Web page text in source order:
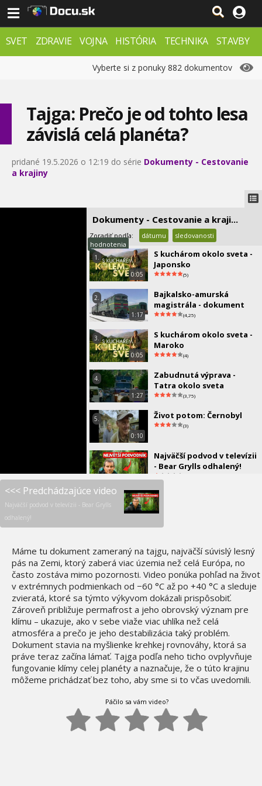
SVET ZDRAVIE VOJNA HISTÓRIA TECHNIKA
STAVBY
VESMÍR KRIMI FX
Vyberte si z ponuky 882 dokumentov
Tajga: Prečo je od tohto lesa
závislá celá planéta?
pridané 19.5.2026 o 12:19 do série Dokumenty - Cestovanie
a krajiny
Dokumenty - Cestovanie a kraji...
Zoradiť podľa: dátumu
sledovanosti
hodnotenia
0:05
1.
S kuchárom okolo sveta -
Japonsko
(5)
1:17
2.
Bajkalsko-amurská
magistrála - dokument
(4,25)
0:05
3.
S kuchárom okolo sveta -
Maroko
(4)
1:27
4.
Zabudnutá výprava -
Tatra okolo sveta
(3,75)
0:10
5. Život potom: Černobyl
(3)
Najväčší podvod v televízii
- Bear Grylls odhalený!
<<< Predchádzajúce video
Najväčší podvod v televízii - Bear Grylls
odhalený!
Máme tu dokument zameraný na tajgu, najväčší súvislý lesný
pás na Zemi, ktorý zaberá viac územia než celá Európa, no
často zostáva mimo pozornosti. Video ponúka pohľad na život
v extrémnych podmienkach od −60 °C až po +40 °C a sleduje
zvieratá, ktoré sa týmto výkyvom dokázali prispôsobiť.
Zároveň približuje permafrost a jeho obrovský význam pre
klímu – ukazuje, ako v sebe viaže viac uhlíka než celá
atmosféra a prečo je jeho destabilizácia taký problém.
Dokument stavia na myšlienke krehkej rovnováhy, ktorá sa
práve teraz začína lámať. Tajga podľa neho ticho ovplyvňuje
fungovanie klímy celej planéty a naznačuje, že o túto krajinu
môžeme prichádzať bez toho, aby sme si to včas uvedomili.
Páčilo sa vám video?